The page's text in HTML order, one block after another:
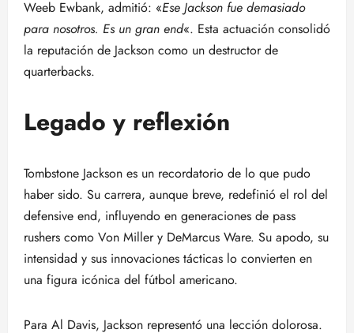
Weeb Ewbank, admitió: «Ese Jackson fue demasiado
para nosotros. Es un gran end«. Esta actuación consolidó
la reputación de Jackson como un destructor de
quarterbacks.
Legado y reflexión
Tombstone Jackson es un recordatorio de lo que pudo
haber sido. Su carrera, aunque breve, redefinió el rol del
defensive end, influyendo en generaciones de pass
rushers como Von Miller y DeMarcus Ware. Su apodo, su
intensidad y sus innovaciones tácticas lo convierten en
una figura icónica del fútbol americano.
Para Al Davis, Jackson representó una lección dolorosa.